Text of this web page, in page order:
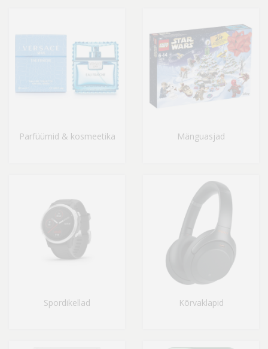
Parfüümid & kosmeetika Mänguasjad
Spordikellad Kõrvaklapid